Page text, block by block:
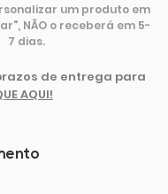
um produto em
NÃO o receberá em 5-
7 dias.
de entrega para
AQUI!